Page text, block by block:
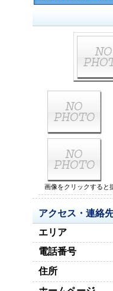
画像をクリックすると
アクセス・連絡
エリア
電話番号
住所